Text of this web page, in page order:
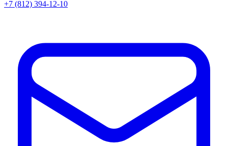
+7 (812) 394-12-10